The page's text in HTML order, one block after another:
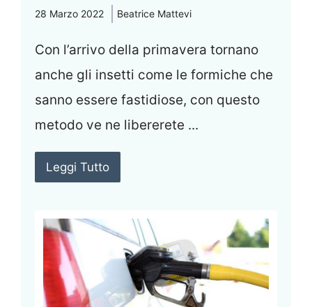
28 Marzo 2022 Beatrice Mattevi
Con l’arrivo della primavera tornano
anche gli insetti come le formiche che
sanno essere fastidiose, con questo
metodo ve ne libererete ...
Leggi Tutto